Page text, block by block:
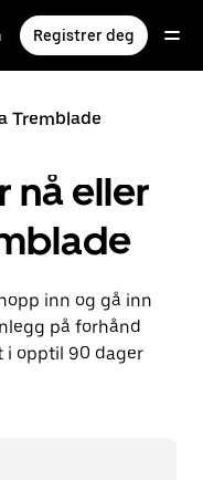
Registrer deg
Tremblade
nå eller
inn og gå inn
på forhånd
i opptil 90 dager